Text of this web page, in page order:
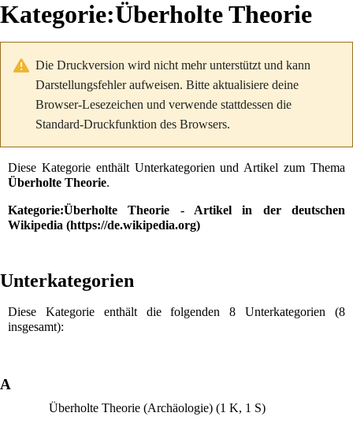
Kategorie:Überholte Theorie
Die Druckversion wird nicht mehr unterstützt und kann
Darstellungsfehler aufweisen. Bitte aktualisiere deine
Browser-Lesezeichen und verwende stattdessen die
Standard-Druckfunktion des Browsers.
Diese Kategorie enthält Unterkategorien und Artikel zum Thema
Überholte Theorie.
Kategorie:Überholte Theorie - Artikel in der deutschen
Wikipedia
Unterkategorien
Diese Kategorie enthält die folgenden 8 Unterkategorien (8
insgesamt):
A
Überholte Theorie (Archäologie) (1 K, 1 S)